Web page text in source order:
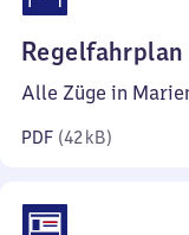
Regelfahrplan
Alle Züge in
PDF (42 kB)